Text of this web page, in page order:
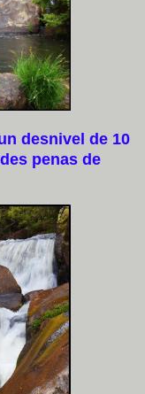
desnivel de 10
penas de